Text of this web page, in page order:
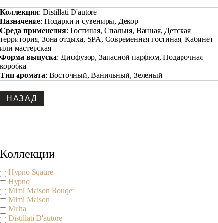
Коллекции: Distillati D'autore
Назначение: Подарки и сувениры, Декор
Среда применения: Гостиная, Спальня, Ванная, Детская
территория, Зона отдыха, SPA, Современная гостиная, Кабинет
или мастерская
Форма выпуска: Диффузор, Запасной парфюм, Подарочная
коробка
Тип аромата: Восточный, Ванильный, Зеленый
Коллекции
Hypno Sqaure
Hypno
Mimi Maison Bouqet
Mimi Maison
Muha
Distillati D'autore